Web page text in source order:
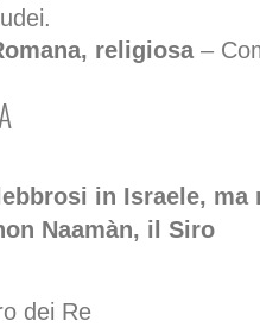
religiosa–
in Israele,
Naamàn, il Siro
dei Re